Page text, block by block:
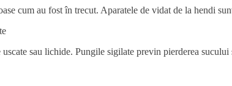
cum au fost în trecut. Aparatele de vidat de la hendi
sau lichide. Pungile sigilate previn pierderea